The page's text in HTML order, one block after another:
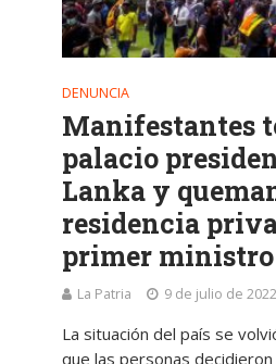
DENUNCIA
Manifestantes
palacio
Lanka y
residencia
primer ministro
La Patria 9 de julio de 2022
La situación del país se
que las personas